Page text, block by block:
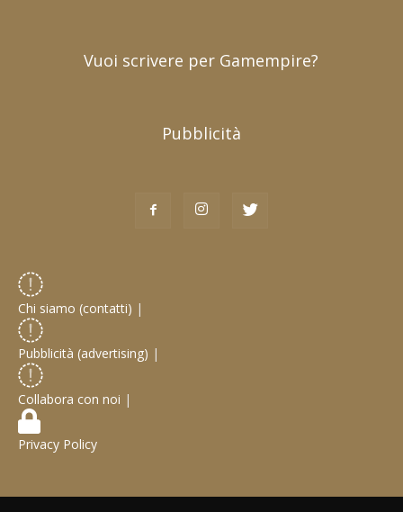
Vuoi scrivere per Gamempire?
Pubblicità
Chi siamo (contatti) |
Pubblicità (advertising) |
Collabora con noi |
Privacy Policy